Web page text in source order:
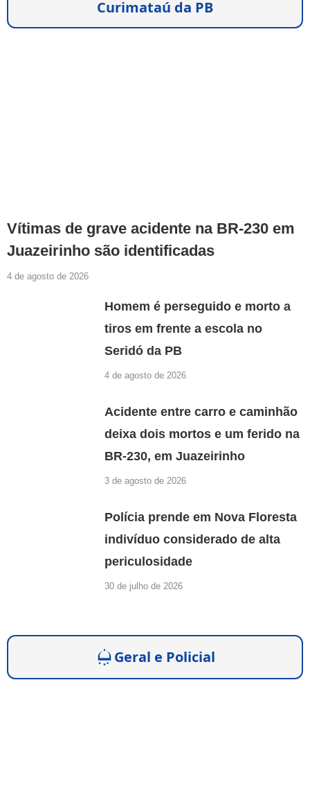
Curimataú da PB
Vítimas de grave acidente na BR-230 em
Juazeirinho são identificadas
4 de agosto de 2026
Homem é perseguido e morto a
tiros em frente a escola no
Seridó da PB
4 de agosto de 2026
Acidente entre carro e caminhão
deixa dois mortos e um ferido na
BR-230, em Juazeirinho
3 de agosto de 2026
Polícia prende em Nova Floresta
indivíduo considerado de alta
periculosidade
30 de julho de 2026
Geral e Policial